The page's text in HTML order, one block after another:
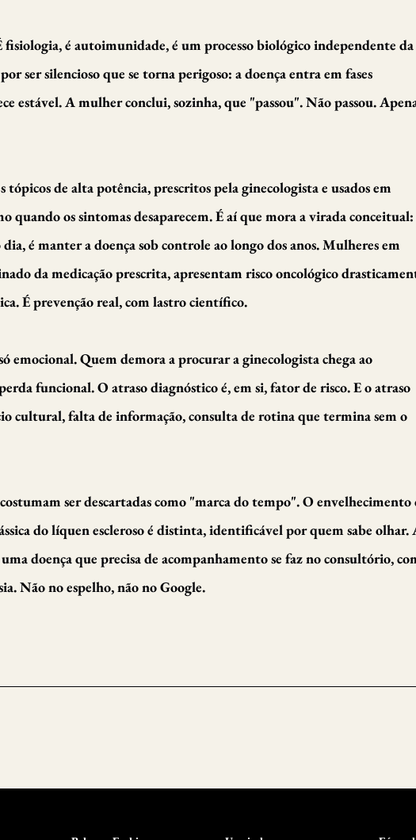
é autoimunidade, é um processo biológico independente da
ser silencioso que se torna perigoso: a doença entra em fases
estável. A mulher conclui, sozinha, que "passou". Não passou.
de alta potência, prescritos pela ginecologista e usados em
quando os sintomas desaparecem. É aí que mora a virada
é manter a doença sob controle ao longo dos anos. Mulheres em
da medicação prescrita, apresentam risco oncológico
É prevenção real, com lastro científico.
emocional. Quem demora a procurar a ginecologista chega ao
funcional. O atraso diagnóstico é, em si, fator de risco. E o atraso
cultural, falta de informação, consulta de rotina que termina sem o
ser descartadas como "marca do tempo". O envelhecimento
do líquen escleroso é distinta, identificável por quem sabe olhar.
doença que precisa de acompanhamento se faz no consultório,
Não no espelho, não no Google.